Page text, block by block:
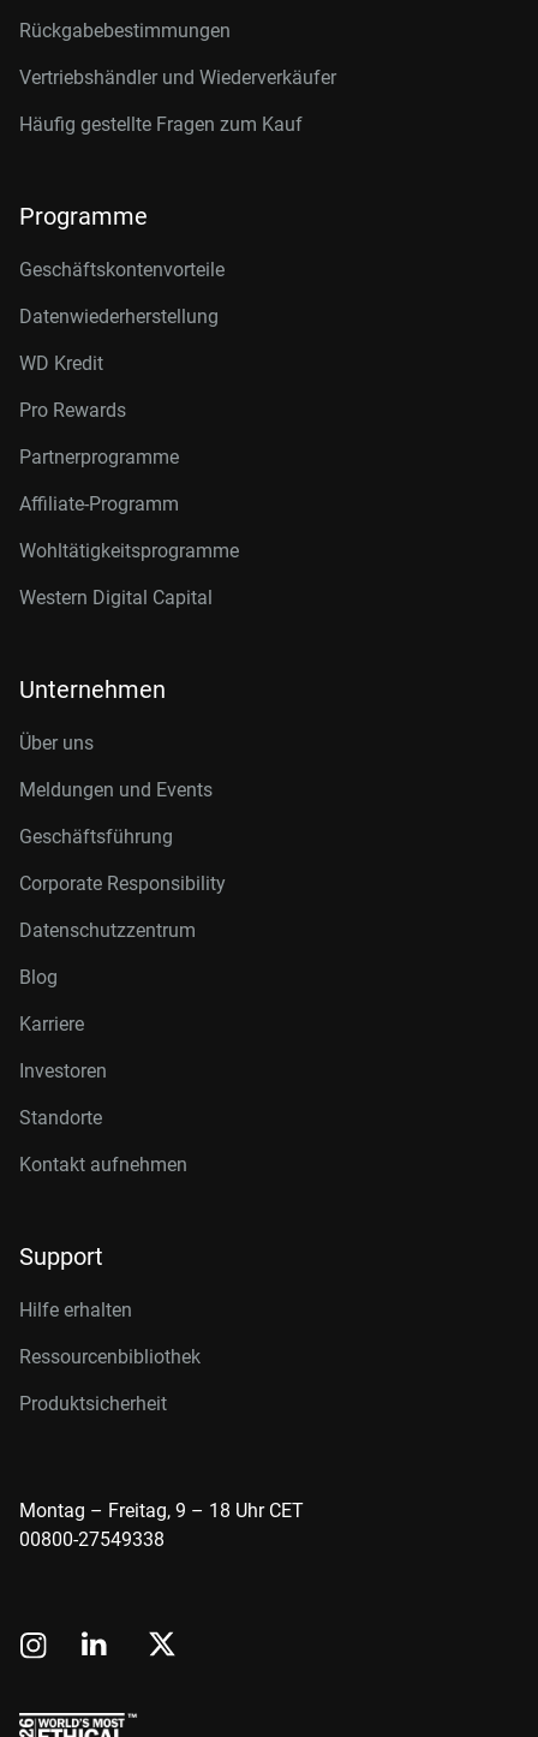
Rückgabebestimmungen
Vertriebshändler und Wiederverkäufer
Häufig gestellte Fragen zum Kauf
Programme
Geschäftskontenvorteile
Datenwiederherstellung
WD Kredit
Pro Rewards
Partnerprogramme
Affiliate-Programm
Wohltätigkeitsprogramme
Western Digital Capital
Unternehmen
Über uns
Meldungen und Events
Geschäftsführung
Corporate Responsibility
Datenschutzzentrum
Blog
Karriere
Investoren
Standorte
Kontakt aufnehmen
Support
Hilfe erhalten
Ressourcenbibliothek
Produktsicherheit
Montag – Freitag, 9 – 18 Uhr CET
00800-27549338